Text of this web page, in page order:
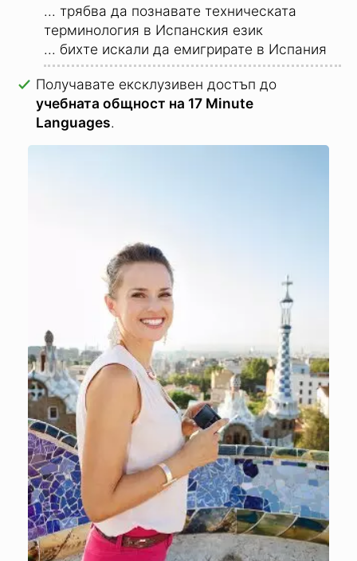
... трябва да познавате техническата
терминология в Испанския език
... бихте искали да емигрирате в Испания
Получавате ексклузивен достъп до
учебната общност на 17 Minute
Languages.